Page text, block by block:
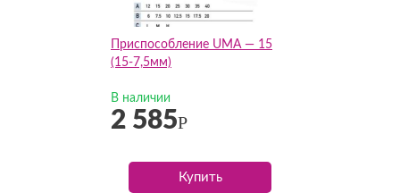
Приспособление UMA — 15
(15-7,5мм)
В наличии
2 585Р
Купить